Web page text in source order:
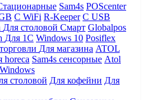
Sam4s POScenter
С WiFi R-Keeper С USB
Для столовой Смарт Globalpos
Для 1С Windows 10 Posiflex
Для магазина ATOL
horeca Sam4s сенсорные Atol
столовой Для кофейни Для